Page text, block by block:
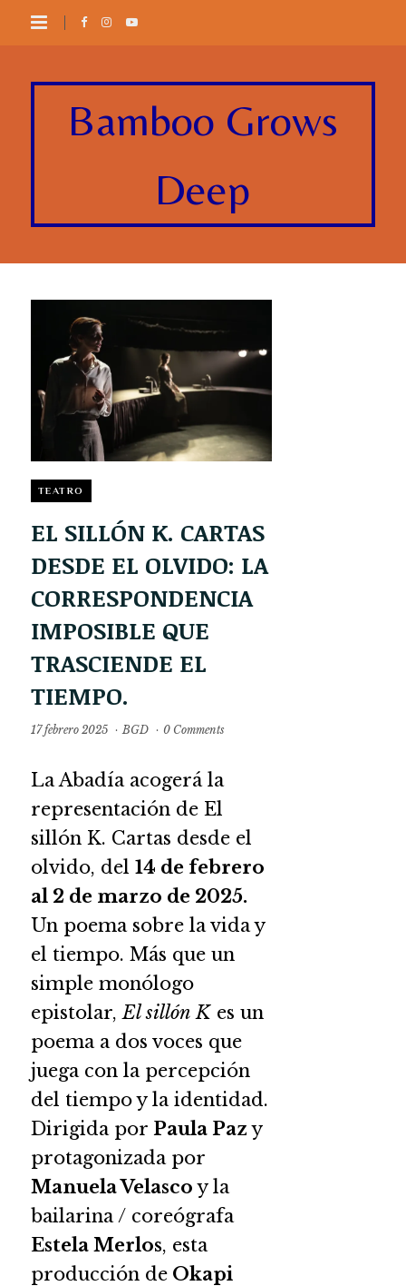
Bamboo Grows
Deep
TEATRO
EL SILLÓN K. CARTAS
DESDE EL OLVIDO: LA
CORRESPONDENCIA
IMPOSIBLE QUE
TRASCIENDE EL
TIEMPO.
17 febrero 2025 · BGD · 0 Comments
La Abadía acogerá la
representación de El
sillón K. Cartas desde el
olvido, del 14 de febrero
al 2 de marzo de 2025.
Un poema sobre la vida y
el tiempo. Más que un
simple monólogo
epistolar, El sillón Kes un
poema a dos voces que
juega con la percepción
del tiempo y la identidad.
Dirigida por Paula Paz y
protagonizada por
Manuela Velasco y la
bailarina / coreógrafa
Estela Merlos, esta
producción deOkapi